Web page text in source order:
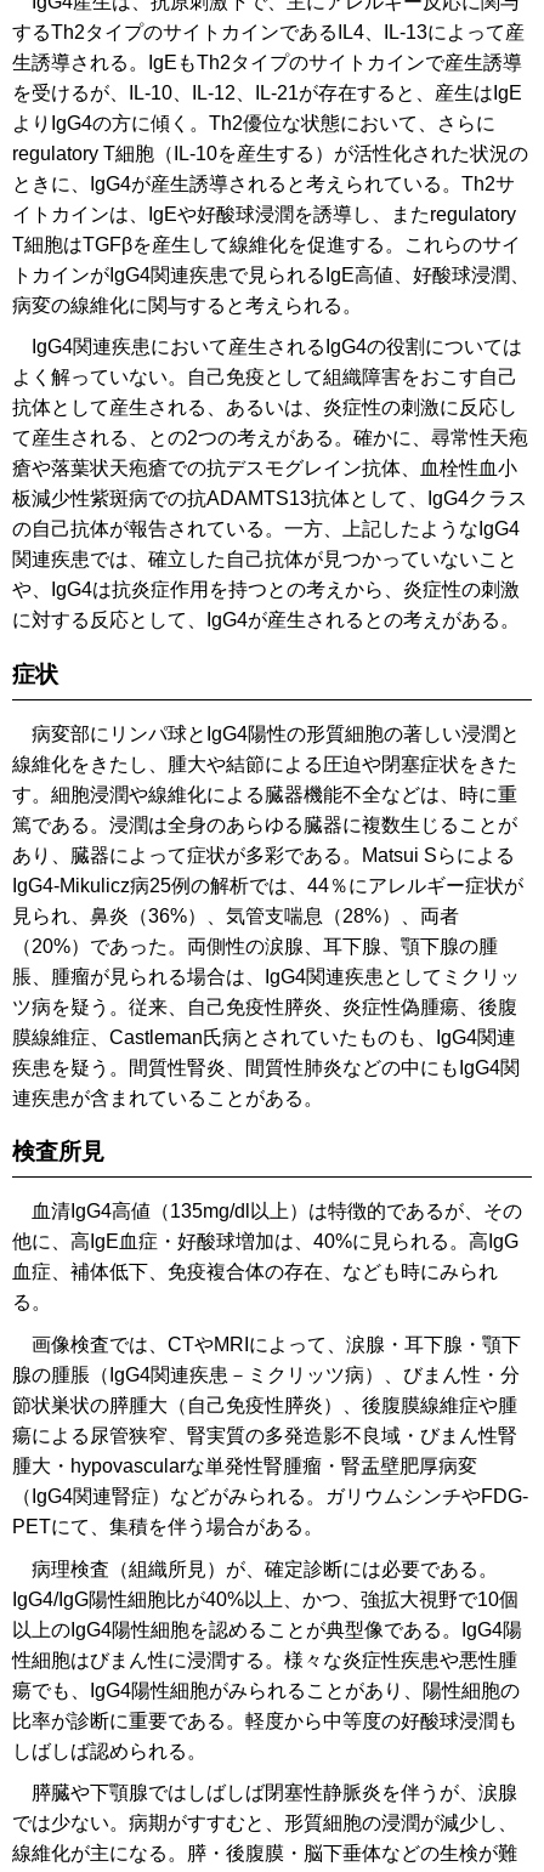
するTh2タイプのサイトカインであるIL4、IL-13によって産
生誘導される。IgEもTh2タイプのサイトカインで産生誘導
を受けるが、IL-10、IL-12、IL-21が存在すると、産生はIgE
よりIgG4の方に傾く。Th2優位な状態において、さらに
regulatory T細胞（IL-10を産生する）が活性化された状況の
ときに、IgG4が産生誘導されると考えられている。Th2サ
イトカインは、IgEや好酸球浸潤を誘導し、またregulatory
T細胞はTGFβを産生して線維化を促進する。これらのサイ
トカインがIgG4関連疾患で見られるIgE高値、好酸球浸潤、
病変の線維化に関与すると考えられる。
IgG4関連疾患において産生されるIgG4の役割については
よく解っていない。自己免疫として組織障害をおこす自己
抗体として産生される、あるいは、炎症性の刺激に反応し
て産生される、との2つの考えがある。確かに、尋常性天疱
瘡や落葉状天疱瘡での抗デスモグレイン抗体、血栓性血小
板減少性紫斑病での抗ADAMTS13抗体として、IgG4クラス
の自己抗体が報告されている。一方、上記したようなIgG4
関連疾患では、確立した自己抗体が見つかっていないこと
や、IgG4は抗炎症作用を持つとの考えから、炎症性の刺激
に対する反応として、IgG4が産生されるとの考えがある。
症状
病変部にリンパ球とIgG4陽性の形質細胞の著しい浸潤と
線維化をきたし、腫大や結節による圧迫や閉塞症状をきた
す。細胞浸潤や線維化による臓器機能不全などは、時に重
篤である。浸潤は全身のあらゆる臓器に複数生じることが
あり、臓器によって症状が多彩である。Matsui Sらによる
IgG4-Mikulicz病25例の解析では、44％にアレルギー症状が
見られ、鼻炎（36%）、気管支喘息（28%）、両者
（20%）であった。両側性の涙腺、耳下腺、顎下腺の腫
脹、腫瘤が見られる場合は、IgG4関連疾患としてミクリッ
ツ病を疑う。従来、自己免疫性膵炎、炎症性偽腫瘍、後腹
膜線維症、Castleman氏病とされていたものも、IgG4関連
疾患を疑う。間質性腎炎、間質性肺炎などの中にもIgG4関
連疾患が含まれていることがある。
検査所見
血清IgG4高値（135mg/dl以上）は特徴的であるが、その
他に、高IgE血症・好酸球増加は、40%に見られる。高IgG
血症、補体低下、免疫複合体の存在、なども時にみられ
る。
画像検査では、CTやMRIによって、涙腺・耳下腺・顎下
腺の腫脹（IgG4関連疾患－ミクリッツ病）、びまん性・分
節状巣状の膵腫大（自己免疫性膵炎）、後腹膜線維症や腫
瘍による尿管狭窄、腎実質の多発造影不良域・びまん性腎
腫大・hypovascularな単発性腎腫瘤・腎盂壁肥厚病変
（IgG4関連腎症）などがみられる。ガリウムシンチやFDG-
PETにて、集積を伴う場合がある。
病理検査（組織所見）が、確定診断には必要である。
IgG4/IgG陽性細胞比が40%以上、かつ、強拡大視野で10個
以上のIgG4陽性細胞を認めることが典型像である。IgG4陽
性細胞はびまん性に浸潤する。様々な炎症性疾患や悪性腫
瘍でも、IgG4陽性細胞がみられることがあり、陽性細胞の
比率が診断に重要である。軽度から中等度の好酸球浸潤も
しばしば認められる。
膵臓や下顎腺ではしばしば閉塞性静脈炎を伴うが、涙腺
では少ない。病期がすすむと、形質細胞の浸潤が減少し、
線維化が主になる。膵・後腹膜・脳下垂体などの生検が難